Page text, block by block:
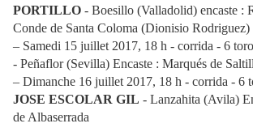
PORTILLO - Boesillo (Valladolid) encaste :
Conde de Santa Coloma (Dionisio Rodriguez)
– Samedi 15 juillet 2017, 18 h - corrida - 6
- Peñaflor (Sevilla) Encaste : Marqués de
– Dimanche 16 juillet 2017, 18 h - corrida - 6
JOSE ESCOLAR GIL - Lanzahita (Avila)
de Albaserrada